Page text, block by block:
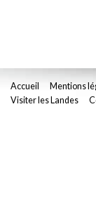
Accueil Mentions
Visiter les Landes